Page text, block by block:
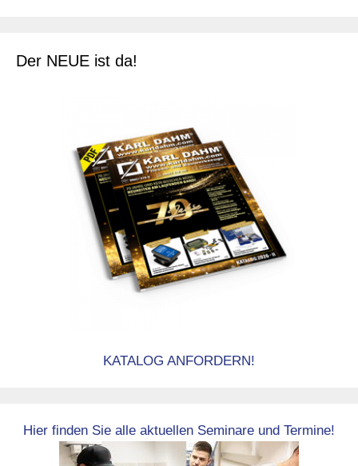
Der NEUE ist da!
KATALOG ANFORDERN!
Hier finden Sie alle aktuellen Seminare und Termine!